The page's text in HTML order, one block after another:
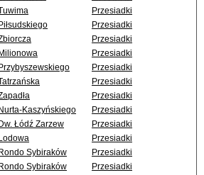
Przesiadki
Piłsudskiego
Przesiadki
Przesiadki
Milionowa
Przesiadki
Przybyszewskiego
Przesiadki
Przesiadki
Przesiadki
Nurta-Kaszyńskiego
Przesiadki
Dw. Łódź Zarzew
Przesiadki
Lodowa
Przesiadki
Rondo Sybiraków
Przesiadki
Rondo Sybiraków
Przesiadki